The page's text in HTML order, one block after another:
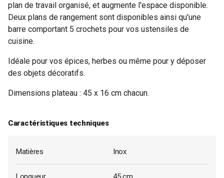
plan de travail organisé, et augmente l'espace disponible.
Deux plans de rangement sont disponibles ainsi qu'une
barre comportant 5 crochets pour vos ustensiles de
cuisine.
Idéale pour vos épices, herbes ou même pour y déposer
des objets décoratifs.
Dimensions plateau : 45 x 16 cm chacun.
Caractéristiques techniques
Matières Inox